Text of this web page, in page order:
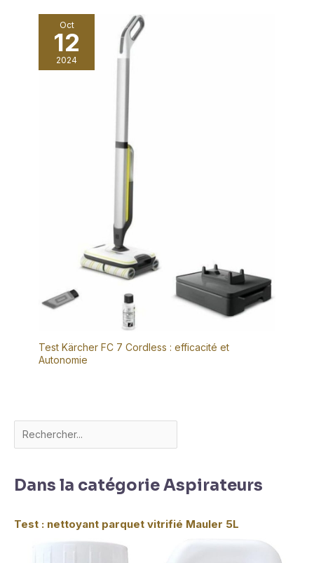
Oct
12
2024
Test Kärcher FC 7 Cordless : efficacité et
Autonomie
Dans la catégorie Aspirateurs
Test : nettoyant parquet vitrifié Mauler 5L